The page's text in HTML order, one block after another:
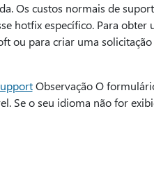
Os custos normais de
hotfix específico. Para
ou para criar uma
Observação O
Se o seu idioma não for